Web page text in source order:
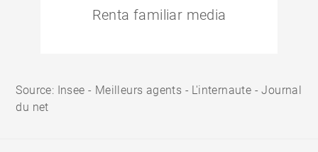
Renta familiar media
Source: Insee - Meilleurs agents - L'internaute - Journal
du net